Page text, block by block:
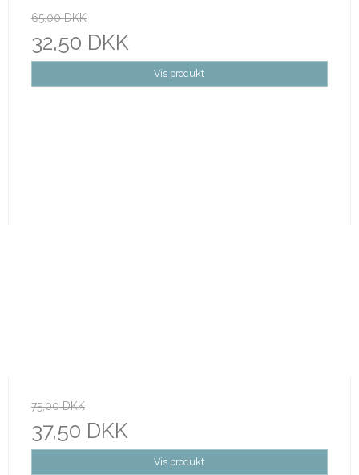
65,00 DKK
32,50 DKK
Vis produkt
75,00 DKK
37,50 DKK
Vis produkt